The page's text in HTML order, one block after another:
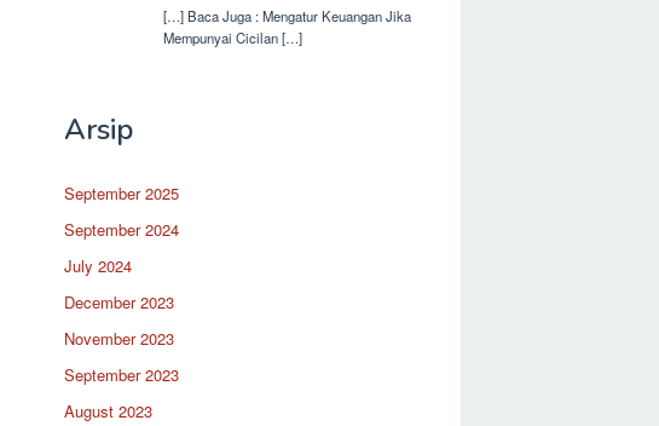
[…] Baca Juga : Mengatur Keuangan Jika
Mempunyai Cicilan […]
Arsip
September 2025
September 2024
July 2024
December 2023
November 2023
September 2023
August 2023